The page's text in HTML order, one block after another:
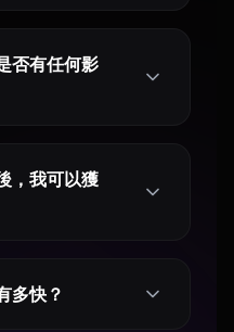
否有任何影
，我可以獲
多快？